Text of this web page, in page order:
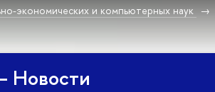
экономических и компьютерных наук
Новости